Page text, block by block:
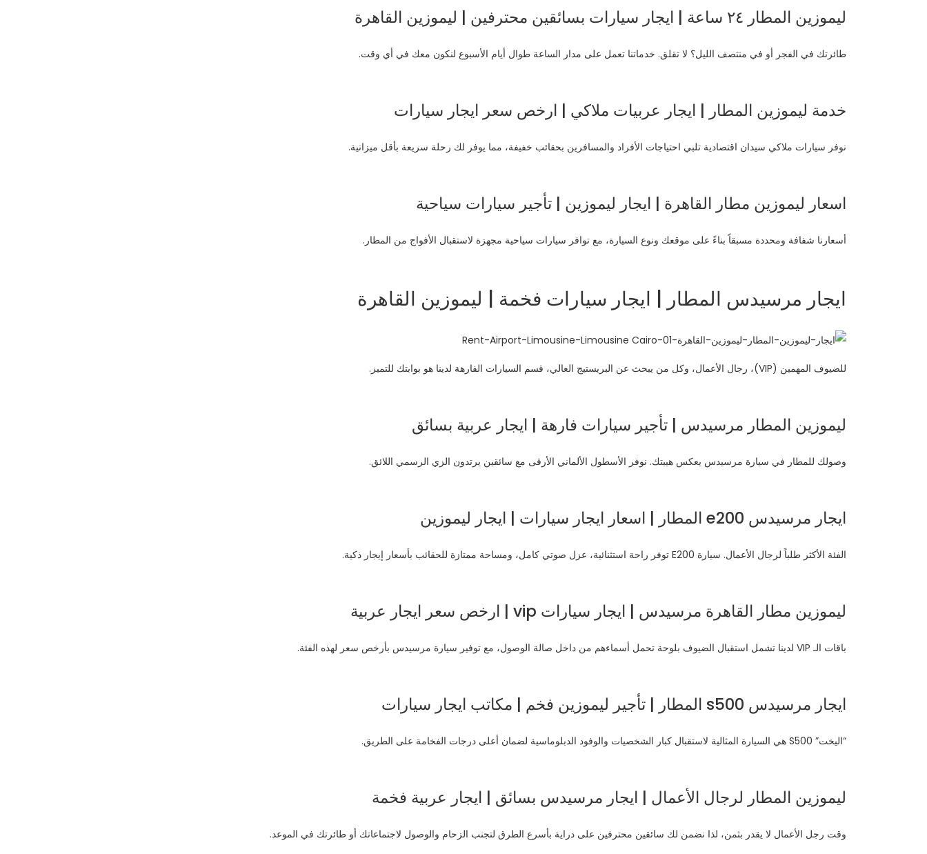
ليموزين المطار ٢٤ ساعة | ايجار سيارات بسائقين محترفين | ليموزين القاهرة
طائرتك في الفجر أو في منتصف الليل؟ لا تقلق. خدماتنا تعمل على مدار الساعة طوال أيام الأسبوع لنكون معك في أي وقت.
خدمة ليموزين المطار | ايجار عربيات ملاكي | ارخص سعر ايجار سيارات
نوفر سيارات ملاكي سيدان اقتصادية تلبي احتياجات الأفراد والمسافرين بحقائب خفيفة، مما يوفر لك رحلة سريعة بأقل ميزانية.
اسعار ليموزين مطار القاهرة | ايجار ليموزين | تأجير سيارات سياحية
أسعارنا شفافة ومحددة مسبقاً بناءً على موقعك ونوع السيارة، مع توافر سيارات سياحية مجهزة لاستقبال الأفواج من المطار.
ايجار مرسيدس المطار | ايجار سيارات فخمة | ليموزين القاهرة
للضيوف المهمين (VIP)، رجال الأعمال، وكل من يبحث عن البريستيج العالي، قسم السيارات الفارهة لدينا هو بوابتك للتميز.
ليموزين المطار مرسيدس | تأجير سيارات فارهة | ايجار عربية بسائق
وصولك للمطار في سيارة مرسيدس يعكس هيبتك. نوفر الأسطول الألماني الأرقى مع سائقين يرتدون الزي الرسمي اللائق.
ايجار مرسيدس e200 المطار | اسعار ايجار سيارات | ايجار ليموزين
الفئة الأكثر طلباً لرجال الأعمال. سيارة E200 توفر راحة استثنائية، عزل صوتي كامل، ومساحة ممتازة للحقائب بأسعار إيجار ذكية.
ليموزين مطار القاهرة مرسيدس | ايجار سيارات vip | ارخص سعر ايجار عربية
باقات الـ VIP لدينا تشمل استقبال الضيوف بلوحة تحمل أسماءهم من داخل صالة الوصول، مع توفير سيارة مرسيدس بأرخص سعر لهذه الفئة.
ايجار مرسيدس s500 المطار | تأجير ليموزين فخم | مكاتب ايجار سيارات
“اليخت” S500 هي السيارة المثالية لاستقبال كبار الشخصيات والوفود الدبلوماسية لضمان أعلى درجات الفخامة على الطريق.
ليموزين المطار لرجال الأعمال | ايجار مرسيدس بسائق | ايجار عربية فخمة
وقت رجل الأعمال لا يقدر بثمن، لذا نضمن لك سائقين محترفين على دراية بأسرع الطرق لتجنب الزحام والوصول لاجتماعاتك أو طائرتك في الموعد.